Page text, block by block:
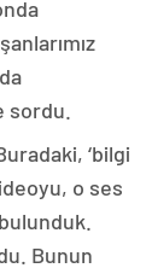
sordu.
‘bilgi
o ses
Bunun